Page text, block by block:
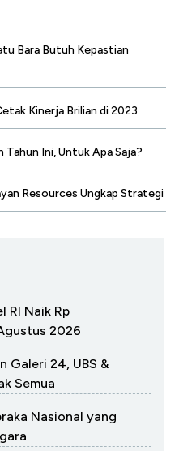
Bara Butuh Kepastian
Kinerja Brilian di 2023
Tahun Ini, Untuk Apa Saja?
Resources Ungkap Strategi
RI Naik Rp
2026
Galeri 24, UBS &
Semua
Nasional yang